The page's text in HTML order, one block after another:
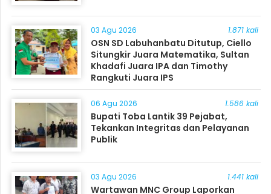
03 Agu 2026 1.871 kali
OSN SD Labuhanbatu Ditutup, Ciello
Situngkir Juara Matematika, Sultan
Khadafi Juara IPA dan Timothy
Rangkuti Juara IPS
06 Agu 2026 1.586 kali
Bupati Toba Lantik 39 Pejabat,
Tekankan Integritas dan Pelayanan
Publik
03 Agu 2026 1.441 kali
Wartawan MNC Group Laporkan